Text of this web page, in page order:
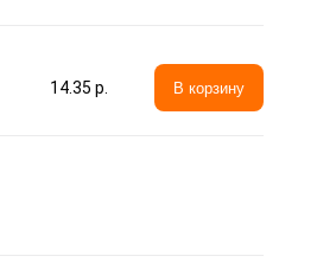
14.35 p. В корзину